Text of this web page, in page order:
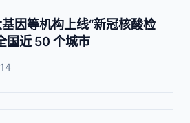
因等机构上线“新冠核酸检
国近 50 个城市